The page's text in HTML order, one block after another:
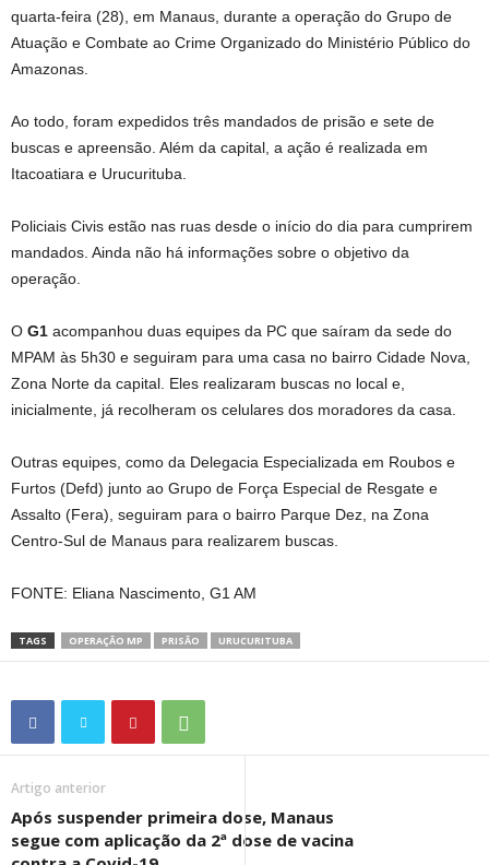
quarta-feira (28), em Manaus, durante a operação do Grupo de
Atuação e Combate ao Crime Organizado do Ministério Público do
Amazonas.
Ao todo, foram expedidos três mandados de prisão e sete de
buscas e apreensão. Além da capital, a ação é realizada em
Itacoatiara e Urucurituba.
Policiais Civis estão nas ruas desde o início do dia para cumprirem
mandados. Ainda não há informações sobre o objetivo da
operação.
O G1 acompanhou duas equipes da PC que saíram da sede do
MPAM às 5h30 e seguiram para uma casa no bairro Cidade Nova,
Zona Norte da capital. Eles realizaram buscas no local e,
inicialmente, já recolheram os celulares dos moradores da casa.
Outras equipes, como da Delegacia Especializada em Roubos e
Furtos (Defd) junto ao Grupo de Força Especial de Resgate e
Assalto (Fera), seguiram para o bairro Parque Dez, na Zona
Centro-Sul de Manaus para realizarem buscas.
FONTE: Eliana Nascimento, G1 AM
TAGS OPERAÇÃO MP PRISÃO URUCURITUBA
Artigo anterior
Após suspender primeira dose, Manaus
segue com aplicação da 2ª dose de vacina